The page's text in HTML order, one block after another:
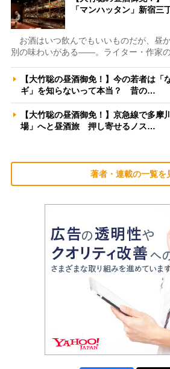
「マンハッタン」新宿
お酒はいつ飲んでもいいものだが、昼
別の味わいがある――。ライター・作家
【大竹聡の昼酒御免！】今の若者は「
ギ」を知らないって本当？ 昔の…
【大竹聡の昼酒御免！】京急線で多摩
場」へと昼酒旅 押し寄せるノス…
著者・連載の一覧を